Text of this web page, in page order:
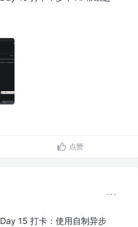
点赞
Day 15 打卡：使用自制异步